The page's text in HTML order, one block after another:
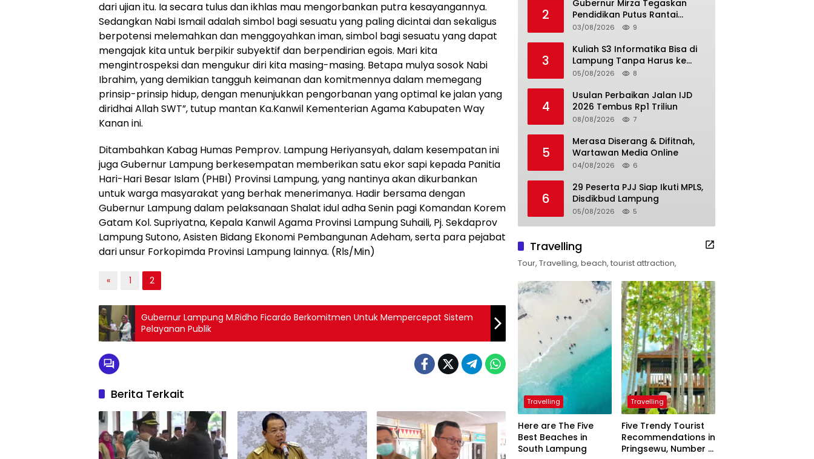
dari ujian itu. Ia secara tulus dan ikhlas mau mengorbankan putra kesayangannya.
Sedangkan Nabi Ismail adalah simbol bagi sesuatu yang paling dicintai dan sekaligus
berpotensi melemahkan dan menggoyahkan iman, simbol bagi sesuatu yang dapat
mengajak kita untuk berpikir subyektif dan berpendirian egois. Mari kita
mengintrospeksi dan mengukur diri kita masing-masing. Betapa mulya sosok Nabi
Ibrahim, yang demikian tangguh keimanan dan komitmennya dalam memegang
prinsip-prinsip hidup, dengan menunjukkan pengorbanan yang optimal ke jalan yang
diridhai Allah SWT”, tutup mantan Ka.Kanwil Kementerian Agama Kabupaten Way
Kanan ini.
Ditambahkan Kabag Humas Pemprov. Lampung Heriyansyah, dalam kesempatan ini
juga Gubernur Lampung berkesempatan memberikan satu ekor sapi kepada Panitia
Hari-Hari Besar Islam (PHBI) Provinsi Lampung, yang nantinya akan dikurbankan
untuk warga masyarakat yang berhak menerimanya. Hadir bersama dengan
Gubernur Lampung dalam pelaksanaan Shalat idul adha Senin pagi Komandan Korem
Gatam Kol. Supriyatna, Kepala Kanwil Agama Provinsi Lampung Suhaili, Pj. Sekdaprov
Lampung Sutono, Asisten Bidang Ekonomi Pembangunan Adeham, serta para pejabat
dari unsur Forkopimda Provinsi Lampung lainnya. (Rls/Min)
« 1 2
Gubernur Lampung M.Ridho Ficardo Berkomitmen Untuk Mempercepat Sistem
Pelayanan Publik
Berita Terkait
2
Gubernur Mirza Tegaskan
Pendidikan Putus Rantai
Kemiskinan
03/08/2026 9
3
Kuliah S3 Informatika Bisa di
Lampung Tanpa Harus ke
Luar Daerah
05/08/2026 8
4
Usulan Perbaikan Jalan IJD
2026 Tembus Rp1 Triliun
08/08/2026 7
5
Merasa Diserang & Difitnah,
Wartawan Media Online
04/08/2026 6
6
29 Peserta PJJ Siap Ikuti MPLS,
Disdikbud Lampung
05/08/2026 5
Travelling
Tour, Travelling, beach, tourist attraction,
Travelling
Here are The Five
Best Beaches in
South Lampung
Travelling
Five Trendy Tourist
Recommendations in
Pringsewu, Number 3